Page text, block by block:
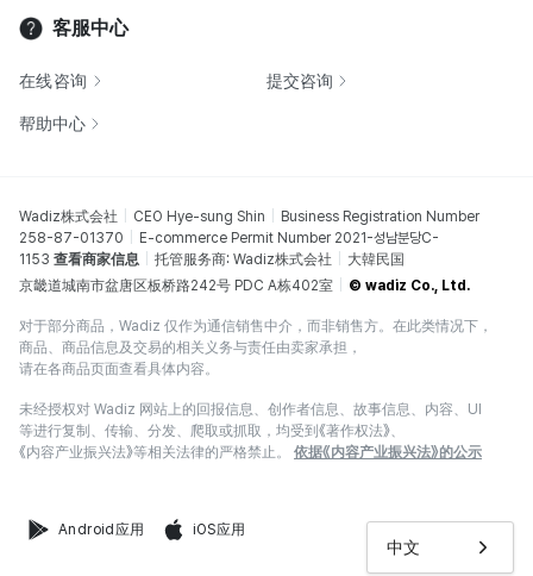
中文
客服中心
在线咨询 提交咨询
帮助中心
Wadiz株式会社 CEO Hye-sung Shin
Business Registration Number
258-87-01370
E-commerce Permit Number 2021-성남분당C-
1153 查看商家信息 托管服务商: Wadiz株式会社
大韓民国
京畿道城南市盆唐区板桥路242号 PDC A栋402室
© wadiz Co., Ltd.
对于部分商品，Wadiz 仅作为通信销售中介，而非销售方。在此类情况下，
商品、商品信息及交易的相关义务与责任由卖家承担，
请在各商品页面查看具体内容。
未经授权对 Wadiz 网站上的回报信息、创作者信息、故事信息、内容、UI
等进行复制、传输、分发、爬取或抓取，均受到《著作权法》、
《内容产业振兴法》等相关法律的严格禁止。
依据《内容产业振兴法》的公示
Android应用 iOS应用